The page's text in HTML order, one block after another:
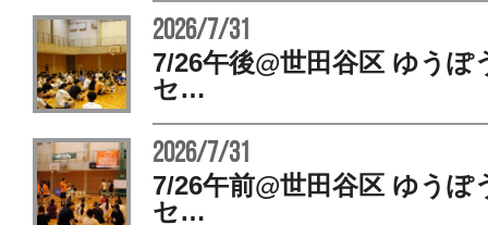
2026/7/31
7/26午後@世田谷区 ゆうぽ
セ…
2026/7/31
7/26午前@世田谷区 ゆうぽ
セ…